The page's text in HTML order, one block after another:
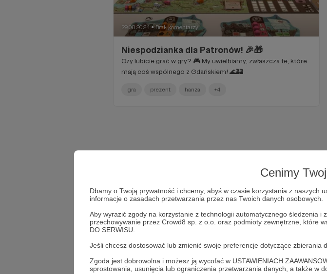
Cenimy
Dbamy o Twoją prywatność i chcemy, abyś w czasie korzystania z naszych
informacje o zasadach przetwarzania przez nas Twoich danych osobowych.
Aby wyrazić zgody na korzystanie z technologii automatycznego śledzenia
przechowywanie przez Crowd8 sp. z o.o. oraz podmioty zewnętrzne, które
DO SERWISU.
Jeśli chcesz dostosować lub zmienić swoje preferencje dotyczące zbierania
Zgoda jest dobrowolna i możesz ją wycofać w USTAWIENIACH
sprostowania, usunięcia lub ograniczenia przetwarzania danych, a także w
29.08.2024 ● Brak komentarzy
Niespodzianka dla Patronów! 🎉🎁
Czy lubicie grać w gry? 🎮 My uwielbiamy, zwłaszcza te, które
mają coś wspólnego z Gdańskiem! 🌊🏰
gra prezent hanza +4
Wesprzyj działalność Autora